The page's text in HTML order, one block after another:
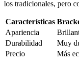
los tradicionales, pero
Características
Apariencia
Durabilidad
Muy
Precio
Más